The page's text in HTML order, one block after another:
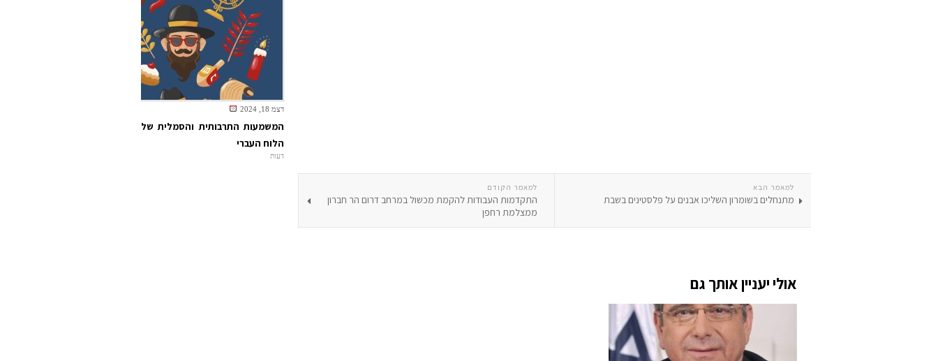
למאמר הקודם
התקדמות העבודות להקמת מכשול במרחב דרום הר חברון
ממצלמת רחפן
למאמר הבא
מתנחלים בשומרון השליכו אבנים על פלסטינים בשבת
אולי יעניין אותך גם
דצמ 18, 2024
המשמעות התרבותית והסמלית של
הלוח העברי
דעות